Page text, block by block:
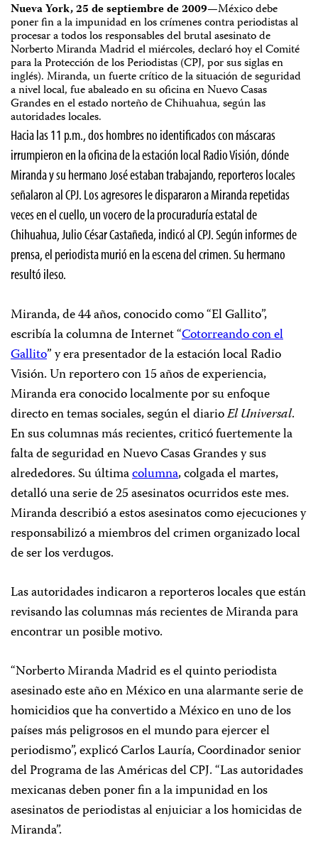
Nueva York, 25 de septiembre de 2009—México debe
poner fin a la impunidad en los crímenes contra periodistas al
procesar a todos los responsables del brutal asesinato de
Norberto Miranda Madrid el miércoles, declaró hoy el Comité
para la Protección de los Periodistas (CPJ, por sus siglas en
inglés). Miranda, un fuerte crítico de la situación de seguridad
a nivel local, fue abaleado en su oficina en Nuevo Casas
Grandes en el estado norteño de Chihuahua, según las
autoridades locales.
Hacia las 11 p.m., dos hombres no identificados con máscaras
irrumpieron en la oficina de la estación local Radio Visión, dónde
Miranda y su hermano José estaban trabajando, reporteros locales
señalaron al CPJ. Los agresores le dispararon a Miranda repetidas
veces en el cuello, un vocero de la procuraduría estatal de
Chihuahua, Julio César Castañeda, indicó al CPJ. Según informes de
prensa, el periodista murió en la escena del crimen. Su hermano
resultó ileso.
Miranda, de 44 años, conocido como “El Gallito”,
escribía la columna de Internet “Cotorreando con el
Gallito” y era presentador de la estación local Radio
Visión. Un reportero con 15 años de experiencia,
Miranda era conocido localmente por su enfoque
directo en temas sociales, según el diarioEl Universal.
En sus columnas más recientes, criticó fuertemente la
falta de seguridad en Nuevo Casas Grandes y sus
alrededores. Su últimacolumna, colgada el martes,
detalló una serie de 25 asesinatos ocurridos este mes.
Miranda describió a estos asesinatos como ejecuciones y
responsabilizó a miembros del crimen organizado local
de ser los verdugos.
Las autoridades indicaron a reporteros locales que están
revisando las columnas más recientes de Miranda para
encontrar un posible motivo.
“Norberto Miranda Madrid es el quinto periodista
asesinado este año en México en una alarmante serie de
homicidios que ha convertido a México en uno de los
países más peligrosos en el mundo para ejercer el
periodismo”, explicó Carlos Lauría, Coordinador senior
del Programa de las Américas del CPJ. “Las autoridades
mexicanas deben poner fin a la impunidad en los
asesinatos de periodistas al enjuiciar a los homicidas de
Miranda”.